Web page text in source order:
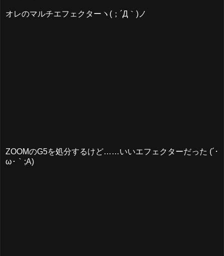
オレのマルチエフェクターヽ(；´Д｀)ノ
ZOOMのG5を処分するけど……いいエフェクターだった (´･
ω･｀;A)